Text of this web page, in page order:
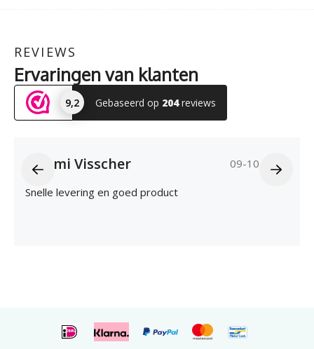
REVIEWS
Ervaringen van klanten
9,2 Gebaseerd op 204reviews
Naomi Visscher 09-10-2025
Snelle levering en goed product